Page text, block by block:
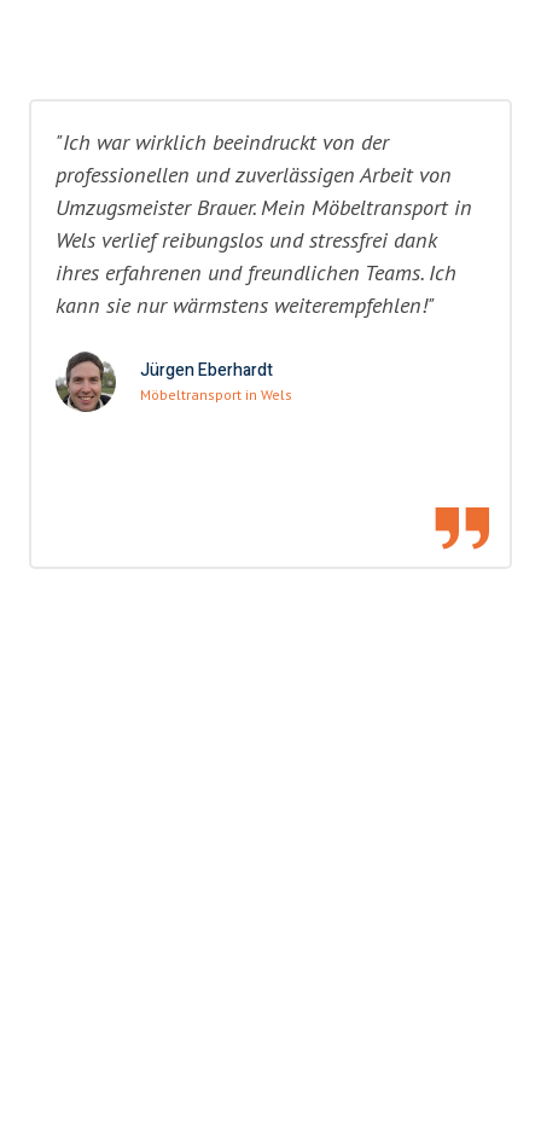
"Ich war wirklich beeindruckt von der
professionellen und zuverlässigen Arbeit von
Umzugsmeister Brauer. Mein Möbeltransport in
Wels verlief reibungslos und stressfrei dank
ihres erfahrenen und freundlichen Teams. Ich
kann sie nur wärmstens weiterempfehlen!"
Jürgen Eberhardt
Möbeltransport in Wels